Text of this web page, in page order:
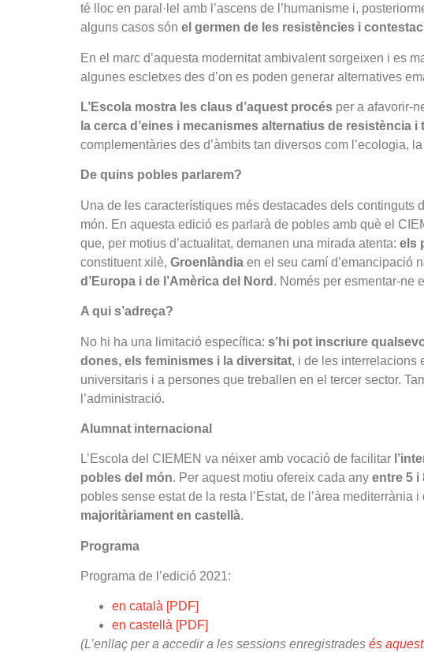
té lloc en paral·lel amb l’ascens de l’humanisme i,
alguns casos són el germen de les resistències i
En el marc d’aquesta modernitat ambivalent sorgeixen i es
algunes escletxes des d’on es poden generar alternatives
L’Escola mostra les claus d’aquest procés per a afavorir-
la cerca d’eines i mecanismes alternatius de resistència
complementàries des d’àmbits tan diversos com l’ecologia,
De quins pobles parlarem?
Una de les característiques més destacades dels continguts
món. En aquesta edició es parlarà de pobles amb què el
que, per motius d’actualitat, demanen una mirada atenta: els
constituent xilè, Groenlàndia en el seu camí d’emancipació
d’Europa i de l’Amèrica del Nord . Només per esmentar-ne
A qui s’adreça?
No hi ha una limitació específica: s’hi pot inscriure
dones, els feminismes i la diversitat, i de les interrelacions
universitaris i a persones que treballen en el tercer sector.
l’administració.
Alumnat internacional
L’Escola del CIEMEN va néixer amb vocació de facilitar
pobles del món. Per aquest motiu ofereix cada any entre 5 i
pobles sense estat de la resta l’Estat, de l’àrea
majoritàriament en castellà.
Programa
Programa de l’edició 2021:
en català [PDF]
en castellà [PDF]
(L’enllaç per a accedir a les sessions enregistrades és aquest